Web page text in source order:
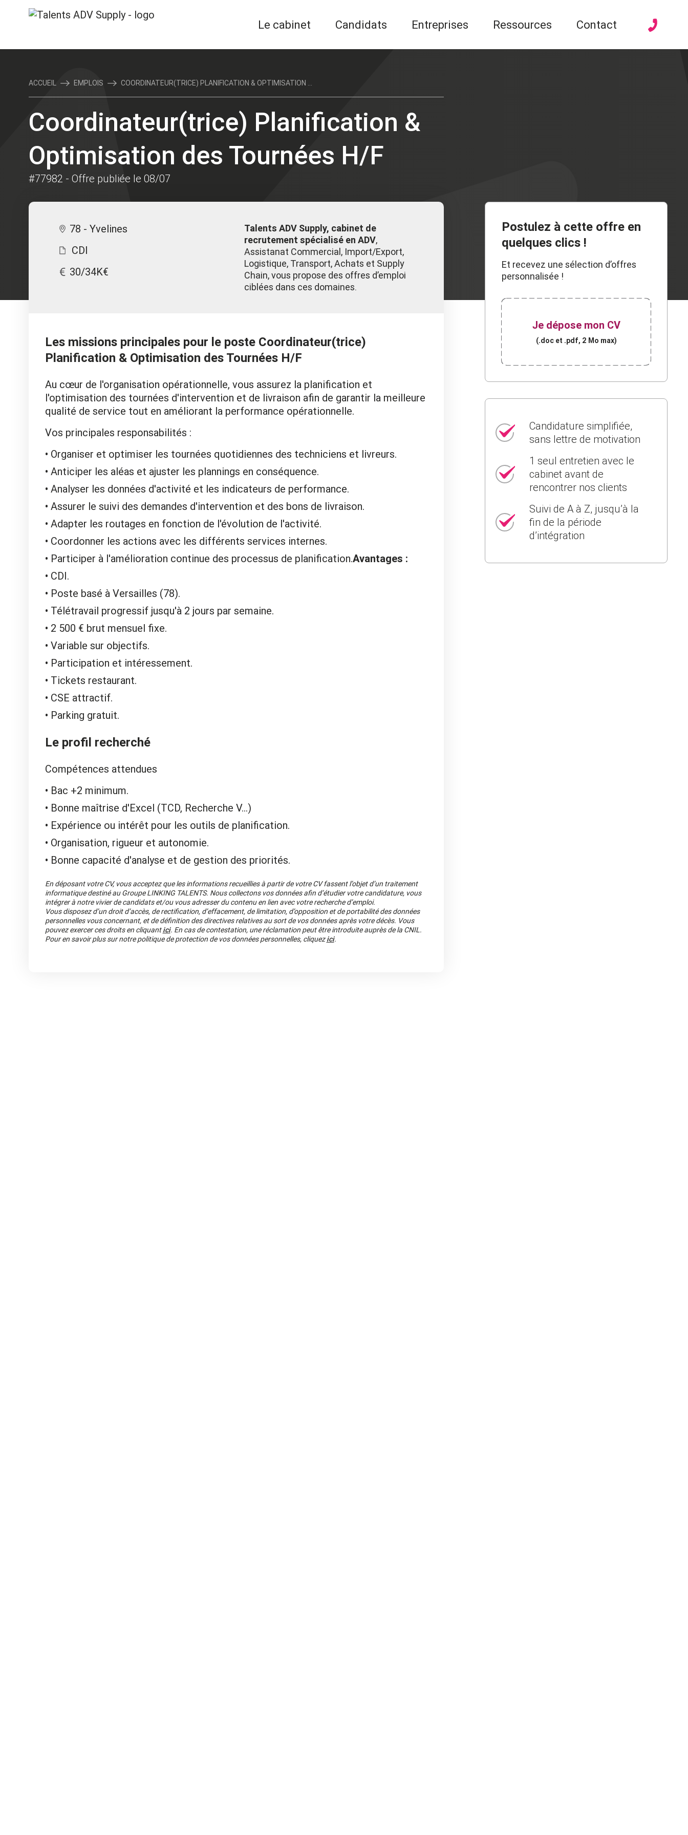
Le cabinet Candidats Entreprises Ressources Contact
ACCUEIL EMPLOIS COORDINATEUR(TRICE) PLANIFICATION & OPTIMISATION ...
Coordinateur(trice) Planification &
Optimisation des Tournées H/F
#77982 - Offre publiée le 08/07
78 - Yvelines
CDI
30/34K€
Talents ADV Supply, cabinet de
recrutement spécialisé en ADV,
Assistanat Commercial, Import/Export,
Logistique, Transport, Achats et Supply
Chain, vous propose des offres d’emploi
ciblées dans ces domaines.
Les missions principales pour le poste Coordinateur(trice)
Planification & Optimisation des Tournées H/F
Au cœur de l'organisation opérationnelle, vous assurez la planification et
l'optimisation des tournées d'intervention et de livraison afin de garantir la meilleure
qualité de service tout en améliorant la performance opérationnelle.
Vos principales responsabilités :
Organiser et optimiser les tournées quotidiennes des techniciens et livreurs.
Anticiper les aléas et ajuster les plannings en conséquence.
Analyser les données d'activité et les indicateurs de performance.
Assurer le suivi des demandes d'intervention et des bons de livraison.
Adapter les routages en fonction de l'évolution de l'activité.
Coordonner les actions avec les différents services internes.
Participer à l'amélioration continue des processus de planification.Avantages :
CDI.
Poste basé à Versailles (78).
Télétravail progressif jusqu'à 2 jours par semaine.
2 500 € brut mensuel fixe.
Variable sur objectifs.
Participation et intéressement.
Tickets restaurant.
CSE attractif.
Parking gratuit.
Le profil recherché
Compétences attendues
Bac +2 minimum.
Bonne maîtrise d'Excel (TCD, Recherche V...)
Expérience ou intérêt pour les outils de planification.
Organisation, rigueur et autonomie.
Bonne capacité d'analyse et de gestion des priorités.
En déposant votre CV, vous acceptez que les informations recueillies à partir de votre CV fassent l’objet d’un traitement
informatique destiné au Groupe LINKING TALENTS. Nous collectons vos données afin d’étudier votre candidature, vous
intégrer à notre vivier de candidats et/ou vous adresser du contenu en lien avec votre recherche d’emploi.
Vous disposez d’un droit d’accès, de rectification, d’effacement, de limitation, d’opposition et de portabilité des données
personnelles vous concernant, et de définition des directives relatives au sort de vos données après votre décès. Vous
pouvez exercer ces droits en cliquantici. En cas de contestation, une réclamation peut être introduite auprès de la CNIL.
Pour en savoir plus sur notre politique de protection de vos données personnelles, cliquezici.
Postulez à cette offre en
quelques clics !
Et recevez une sélection d’offres
personnalisée !
Je dépose mon CV
(.doc et .pdf, 2 Mo max)
Candidature simplifiée,
sans lettre de motivation
1 seul entretien avec le
cabinet avant de
rencontrer nos clients
Suivi de A à Z, jusqu’à la
fin de la période
d’intégration